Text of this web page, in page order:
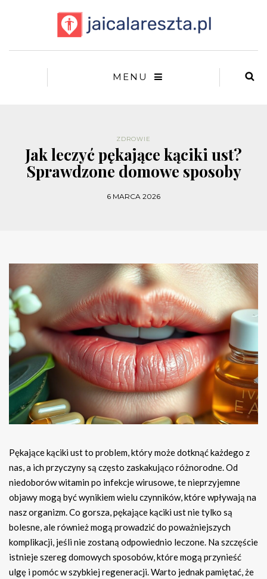
MENU
ZDROWIE
Jak leczyć pękające kąciki ust?
Sprawdzone domowe sposoby
6 MARCA 2026
Pękające kąciki ust to problem, który może dotknąć każdego z
nas, a ich przyczyny są często zaskakująco różnorodne. Od
niedoborów witamin po infekcje wirusowe, te nieprzyjemne
objawy mogą być wynikiem wielu czynników, które wpływają na
nasz organizm. Co gorsza, pękające kąciki ust nie tylko są
bolesne, ale również mogą prowadzić do poważniejszych
komplikacji, jeśli nie zostaną odpowiednio leczone. Na szczęście
istnieje szereg domowych sposobów, które mogą przynieść
ulgę i pomóc w szybkiej regeneracji. Warto jednak pamiętać, że